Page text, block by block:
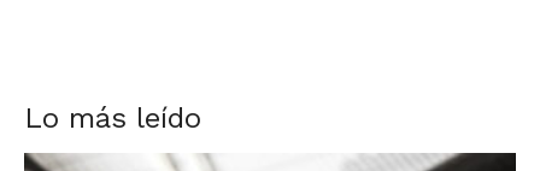
Lo más leído